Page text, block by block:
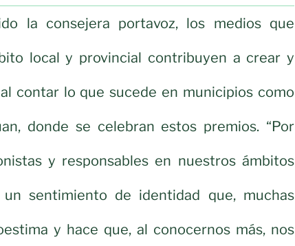
la consejera portavoz, los medios que
local y provincial contribuyen a crear y
contar lo que sucede en municipios como
donde se celebran estos premios. “Por
y responsables en nuestros ámbitos
sentimiento de identidad que, muchas
y hace que, al conocernos más, nos